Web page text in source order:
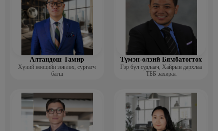
Алтандөш Тамир
Хүний нөөцийн зөвлөх, сургагч
багш
Түмэн-өлзий Бямбатогтох
Гэр бүл судлаач, Хайрын дархлаа
ТББ захирал